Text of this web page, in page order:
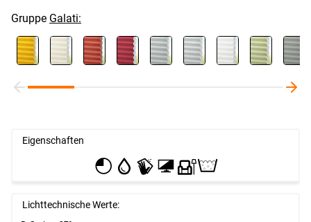
Gruppe Galati:
Eigenschaften
Lichttechnische Werte: